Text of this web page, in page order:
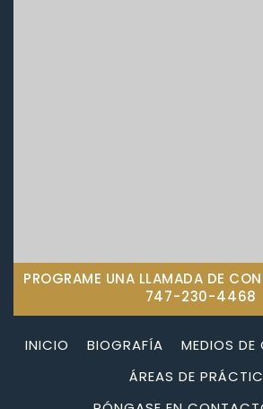
PROGRAME UNA LLAMADA DE
747-230-4468
INICIO BIOGRAFÍA
MEDIOS
ÁREAS DE